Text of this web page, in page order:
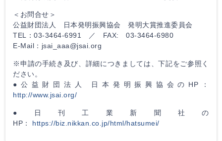
＜お問合せ＞
公益財団法人 日本発明振興協会 発明大賞推進委員会
TEL：03-3464-6991 ／ FAX: 03-3464-6980
E-Mail：jsai_aaa@jsai.org
※申請の手続き及び、詳細につきましては、下記をご参照く
ださい。
●公益財団法人 日本発明振興協会のHP：
http://www.jsai.org/
●日刊工業新聞社の
HP： https://biz.nikkan.co.jp/html/hatsumei/